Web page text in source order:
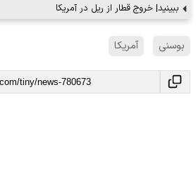
ببینید| خروج قطار از ریل در آمریکا
بوسنی آمریکا